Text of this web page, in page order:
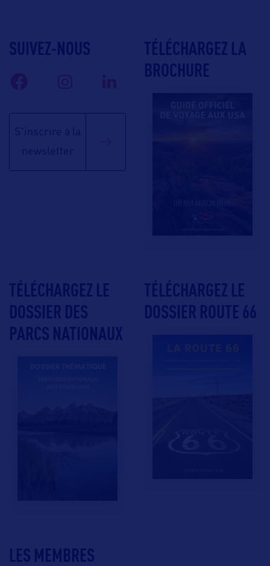
LES MEMBRES
SUIVEZ-NOUS
S'inscrire à la
newsletter
TÉLÉCHARGEZ LA
BROCHURE
TÉLÉCHARGEZ LE
DOSSIER DES
PARCS NATIONAUX
TÉLÉCHARGEZ LE
DOSSIER ROUTE 66